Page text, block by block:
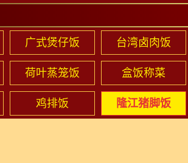
广式煲仔饭 台湾卤肉饭
荷叶蒸笼饭 盒饭称菜
鸡排饭 隆江猪脚饭